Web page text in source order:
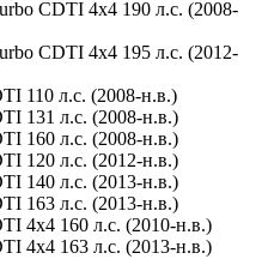
CDTI 4x4 190 л.с. (2008-
CDTI 4x4 195 л.с. (2012-
110 л.с. (2008-н.в.)
131 л.с. (2008-н.в.)
160 л.с. (2008-н.в.)
120 л.с. (2012-н.в.)
140 л.с. (2013-н.в.)
163 л.с. (2013-н.в.)
4x4 160 л.с. (2010-н.в.)
4x4 163 л.с. (2013-н.в.)